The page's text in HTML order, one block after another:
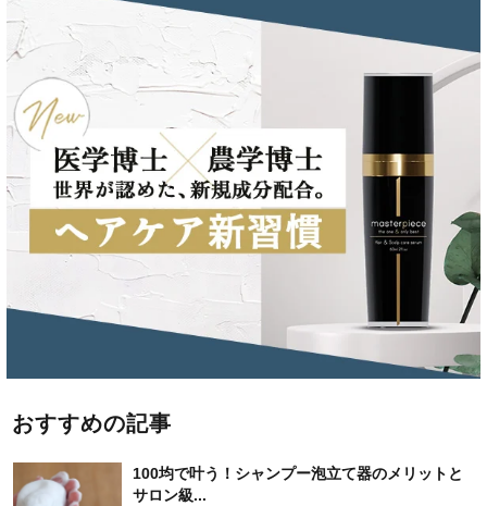
おすすめの記事
100均で叶う！シャンプー泡立て器のメリットと
サロン級...